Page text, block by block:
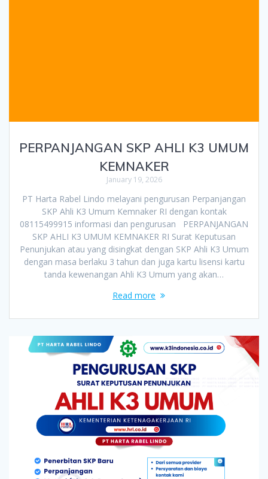
PERPANJANGAN SKP AHLI K3 UMUM
KEMNAKER
January 19, 2026
PT Harta Rabel Lindo melayani pengurusan Perpanjangan
SKP Ahli K3 Umum Kemnaker RI dengan kontak
08115499915 informasi dan pengurusan PERPANJANGAN
SKP AHLI K3 UMUM KEMNAKER RI Surat Keputusan
Penunjukan atau yang disingkat dengan SKP Ahli K3 Umum
dengan masa berlaku 3 tahun dan juga kartu lisensi kartu
tanda kewenangan Ahli K3 Umum yang akan…
Read more